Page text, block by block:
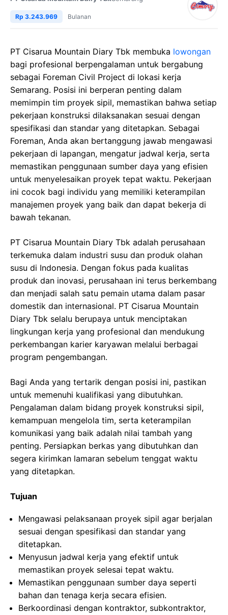
Rp 3.243.969 Bulanan
PT Cisarua Mountain Diary Tbk membuka lowongan
bagi profesional berpengalaman untuk bergabung
sebagai Foreman Civil Project di lokasi kerja
Semarang. Posisi ini berperan penting dalam
memimpin tim proyek sipil, memastikan bahwa setiap
pekerjaan konstruksi dilaksanakan sesuai dengan
spesifikasi dan standar yang ditetapkan. Sebagai
Foreman, Anda akan bertanggung jawab mengawasi
pekerjaan di lapangan, mengatur jadwal kerja, serta
memastikan penggunaan sumber daya yang efisien
untuk menyelesaikan proyek tepat waktu. Pekerjaan
ini cocok bagi individu yang memiliki keterampilan
manajemen proyek yang baik dan dapat bekerja di
bawah tekanan.
PT Cisarua Mountain Diary Tbk adalah perusahaan
terkemuka dalam industri susu dan produk olahan
susu di Indonesia. Dengan fokus pada kualitas
produk dan inovasi, perusahaan ini terus berkembang
dan menjadi salah satu pemain utama dalam pasar
domestik dan internasional. PT Cisarua Mountain
Diary Tbk selalu berupaya untuk menciptakan
lingkungan kerja yang profesional dan mendukung
perkembangan karier karyawan melalui berbagai
program pengembangan.
Bagi Anda yang tertarik dengan posisi ini, pastikan
untuk memenuhi kualifikasi yang dibutuhkan.
Pengalaman dalam bidang proyek konstruksi sipil,
kemampuan mengelola tim, serta keterampilan
komunikasi yang baik adalah nilai tambah yang
penting. Persiapkan berkas yang dibutuhkan dan
segera kirimkan lamaran sebelum tenggat waktu
yang ditetapkan.
Tujuan
Mengawasi pelaksanaan proyek sipil agar berjalan
sesuai dengan spesifikasi dan standar yang
ditetapkan.
Menyusun jadwal kerja yang efektif untuk
memastikan proyek selesai tepat waktu.
Memastikan penggunaan sumber daya seperti
bahan dan tenaga kerja secara efisien.
Berkoordinasi dengan kontraktor, subkontraktor,